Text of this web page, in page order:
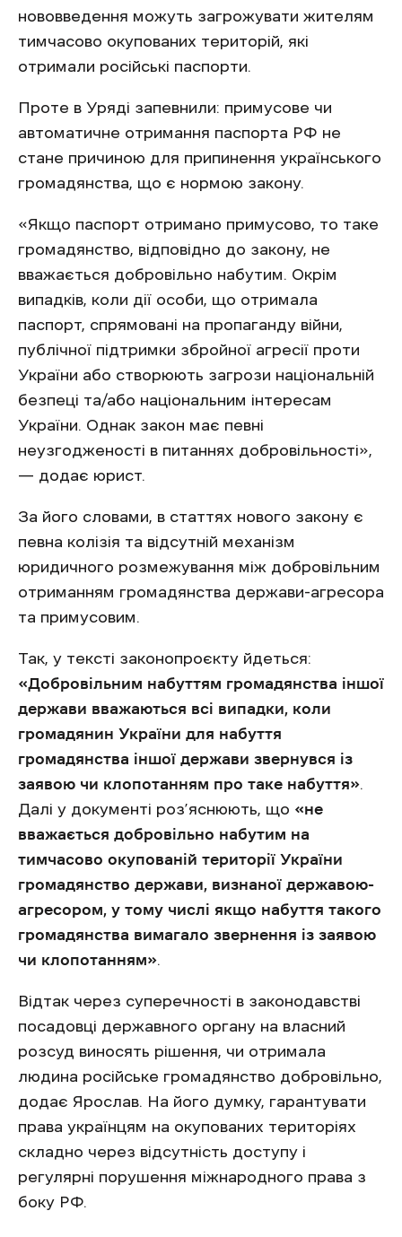
нововведення можуть загрожувати жителям
тимчасово окупованих територій, які
отримали російські паспорти.
Проте в Уряді запевнили: примусове чи
автоматичне отримання паспорта РФ не
стане причиною для припинення українського
громадянства, що є нормою закону.
«Якщо паспорт отримано примусово, то таке
громадянство, відповідно до закону, не
вважається добровільно набутим. Окрім
випадків, коли дії особи, що отримала
паспорт, спрямовані на пропаганду війни,
публічної підтримки збройної агресії проти
України або створюють загрози національній
безпеці та/або національним інтересам
України. Однак закон має певні
неузгодженості в питаннях добровільності»,
— додає юрист.
За його словами, в статтях нового закону є
певна колізія та відсутній механізм
юридичного розмежування між добровільним
отриманням громадянства держави-агресора
та примусовим.
Так, у тексті законопроєкту йдеться:
«Добровільним набуттям громадянства іншої
держави вважаються всі випадки, коли
громадянин України для набуття
громадянства іншої держави звернувся із
заявою чи клопотанням про таке набуття».
Далі у документі роз’яснюють, що «не
вважається добровільно набутим на
тимчасово окупованій території України
громадянство держави, визнаної державою-
агресором, у тому числі якщо набуття такого
громадянства вимагало звернення із заявою
чи клопотанням».
Відтак через суперечності в законодавстві
посадовці державного органу на власний
розсуд виносять рішення, чи отримала
людина російське громадянство добровільно,
додає Ярослав. На його думку, гарантувати
права українцям на окупованих територіях
складно через відсутність доступу і
регулярні порушення міжнародного права з
боку РФ.